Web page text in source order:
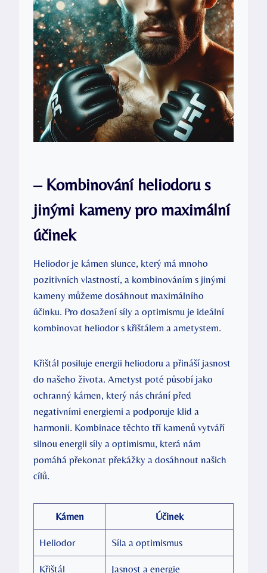
– Kombinování heliodoru s
jinými kameny pro maximální
účinek
Heliodor je kámen slunce, který má mnoho
pozitivních vlastností, a kombinováním s jinými
kameny můžeme dosáhnout maximálního
účinku. Pro dosažení síly a optimismu je ideální
kombinovat heliodor s křištálem a ametystem.
Křištál posiluje energii heliodoru a přináší jasnost
do našeho života. Ametyst poté působí jako
ochranný kámen, který nás chrání před
negativními energiemi a podporuje klid a
harmonii. Kombinace těchto tří kamenů vytváří
silnou energii síly a optimismu, která nám
pomáhá překonat překážky a dosáhnout našich
cílů.
Kámen Účinek
Heliodor Síla a optimismus
Křištál Jasnost a energie